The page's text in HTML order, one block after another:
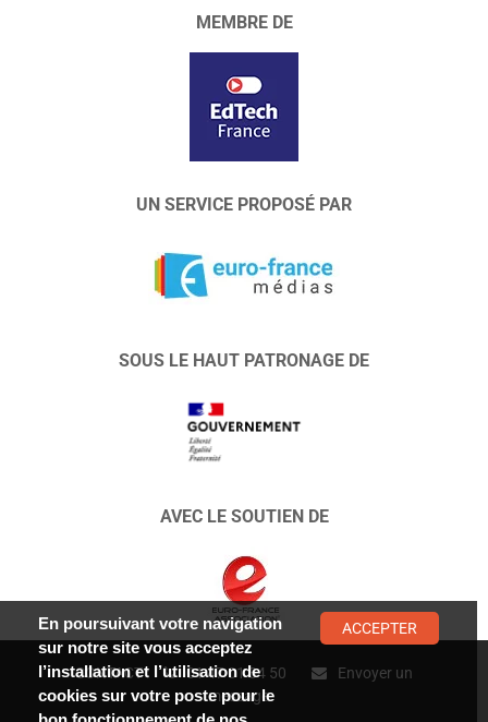
MEMBRE DE
UN SERVICE PROPOSÉ PAR
SOUS LE HAUT PATRONAGE DE
AVEC LE SOUTIEN DE
CONTACT : 01 47 01 34 50
Envoyer un
message
En poursuivant votre navigation
sur notre site vous acceptez
l’installation et l’utilisation de
cookies sur votre poste pour le
ACCEPTER